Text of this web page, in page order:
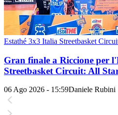
Estathé 3x3 Italia Streetbasket
Gran finale a Riccione per
Streetbasket Circuit: All
06 Ago 2026 - 15:59Daniele Rubini